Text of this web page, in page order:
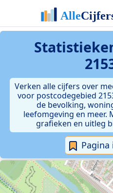
Verken alle cijfers over
voor postcodegebied
de bevolking,
leefomgeving en meer.
grafieken en uitleg